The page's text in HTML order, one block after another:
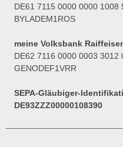
DE61 7115 0000 0000 1008
BYLADEM1ROS
meine Volksbank
DE62 7116 0000 0003 3012
GENODEF1VRR
SEPA-Gläubiger-
DE93ZZZ00000108390